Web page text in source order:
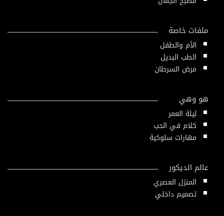
ملفات خاصة
الأم والطفل
الطب البديل
مرض السرطان
هو وهي
ليلة العمر
كلام في الحب
مهارات سلوكية
عالم الديكور
المنزل العصري
تصميم داخلي